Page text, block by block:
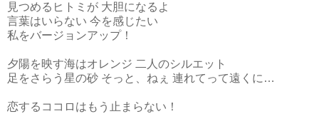
見つめるヒトミが 大胆になるよ
言葉はいらない 今を感じたい
私をバージョンアップ！
夕陽を映す海はオレンジ 二人のシルエット
足をさらう星の砂 そっと、ねぇ 連れてって遠くに…
恋するココロはもう止まらない！